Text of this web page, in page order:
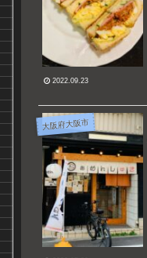
2022.09.23
大阪府大阪市